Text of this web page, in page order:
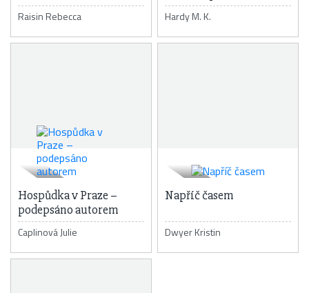
Raisin Rebecca Hardy M. K.
Hospůdka v Praze –
podepsáno autorem
Caplinová Julie
Napříč časem
Dwyer Kristin